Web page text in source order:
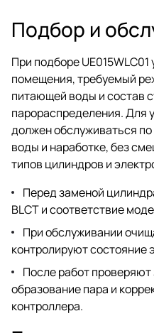
Подбор и
При подборе
помещения, требуемый
питающей воды и состав
парораспределения. Для
должен обслуживаться
воды и наработке, без
типов цилиндров и
Перед заменой
BLCT и соответствие
При обслуживании
контролируют состояние
После работ проверяют
образование пара и
контроллера.